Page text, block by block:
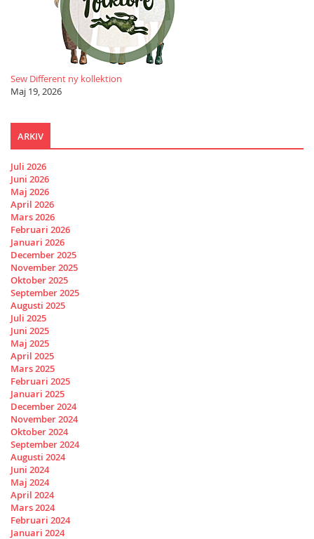
Sew Different ny kollektion
Maj 19, 2026
ARKIV
Juli 2026
Juni 2026
Maj 2026
April 2026
Mars 2026
Februari 2026
Januari 2026
December 2025
November 2025
Oktober 2025
September 2025
Augusti 2025
Juli 2025
Juni 2025
Maj 2025
April 2025
Mars 2025
Februari 2025
Januari 2025
December 2024
November 2024
Oktober 2024
September 2024
Augusti 2024
Juni 2024
Maj 2024
April 2024
Mars 2024
Februari 2024
Januari 2024